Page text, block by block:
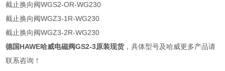
截止换向阀WGS2-OR-WG230
截止换向阀WGZ3-1R-WG230
截止换向阀WGZ3-2R-WG230
德国HAWE哈威电磁阀GS2-3原装现货，具体型号及哈威更多产品请
联系咨询！